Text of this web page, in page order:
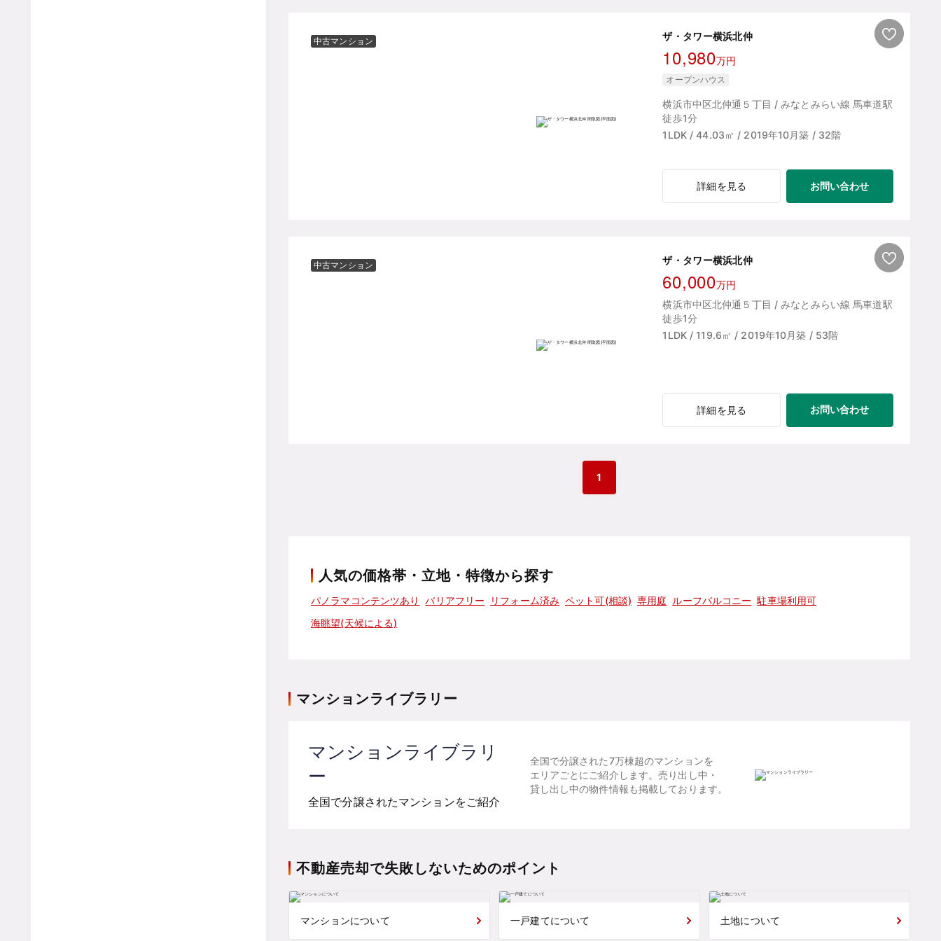
中古マンション ザ・タワー横浜北仲
10,980万円
オープンハウス
横浜市中区北仲通５丁目 / みなとみらい線 馬車道駅
徒歩1分
1LDK / 44.03㎡ / 2019年10月築 / 32階
詳細を見る お問い合わせ
中古マンション ザ・タワー横浜北仲
60,000万円
横浜市中区北仲通５丁目 / みなとみらい線 馬車道駅
徒歩1分
1LDK / 119.6㎡ / 2019年10月築 / 53階
詳細を見る お問い合わせ
1
人気の価格帯・立地・特徴から探す
パノラマコンテンツあり バリアフリー リフォーム済み ペット可(相談) 専用庭 ルーフバルコニー 駐車場利用可
海眺望(天候による)
マンションライブラリー
マンションライブラリ
ー
全国で分譲されたマンションをご紹介
全国で分譲された7万棟超のマンションを
エリアごとにご紹介します。売り出し中・
貸し出し中の物件情報も掲載しております。
不動産売却で失敗しないためのポイント
マンションについて 一戸建てについて 土地について